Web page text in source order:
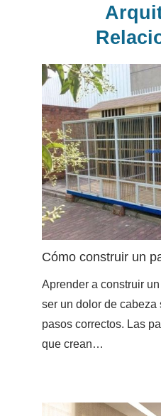
Cómo construir un
Aprender a construir
ser un dolor de cabeza
pasos correctos. Las
que crean…